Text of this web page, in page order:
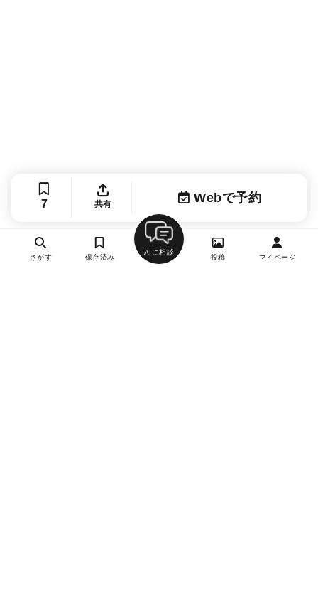
7 共有 Webで予約
さがす 保存済み
AIに相談
投稿 マイページ